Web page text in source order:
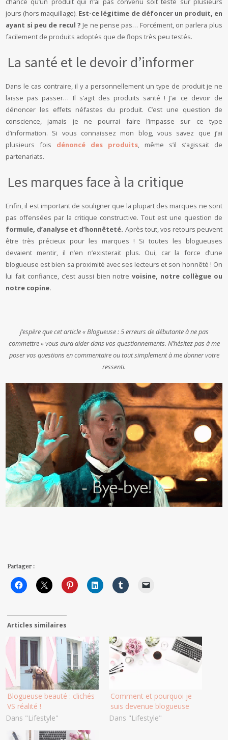
jours (hors maquillage). Est-ce légitime de défoncer un produit, en
ayant si peu de recul ? Je ne pense pas… Forcément, on parlera plus
facilement de produits adoptés que de flops très peu testés.
La santé et le devoir d’informer
Dans le cas contraire, il y a personnellement un type de produit je ne
laisse pas passer… Il s’agit des produits santé ! J’ai ce devoir de
dénoncer les effets néfastes du produit. C’est une question de
conscience, jamais je ne pourrai faire l’impasse sur ce type
d’information. Si vous connaissez mon blog, vous savez que j’ai
plusieurs fois dénoncé des produits, même s’il s’agissait de
partenariats.
Les marques face à la critique
Enfin, il est important de souligner que la plupart des marques ne sont
pas offensées par la critique constructive. Tout est une question de
formule, d’analyse et d’honnêteté. Après tout, vos retours peuvent
être très précieux pour les marques ! Si toutes les blogueuses
devaient mentir, il n’en n’existerait plus. Oui, car la force d’une
blogueuse est bien sa proximité avec ses lecteurs et son honnêté ! On
lui fait confiance, c’est aussi bien notrevoisine, notre collègue ou
notre copine.
J’espère que cet article « Blogueuse : 5 erreurs de débutante à ne pas
commettre » vous aura aider dans vos questionnements. N’hésitez pas à me
poser vos questions en commentaire ou tout simplement à me donner votre
ressenti.
Partager :
Articles similaires
Blogueuse beauté : clichés
VS réalité !
Dans "Lifestyle"
Comment et pourquoi je
suis devenue blogueuse
Dans "Lifestyle"